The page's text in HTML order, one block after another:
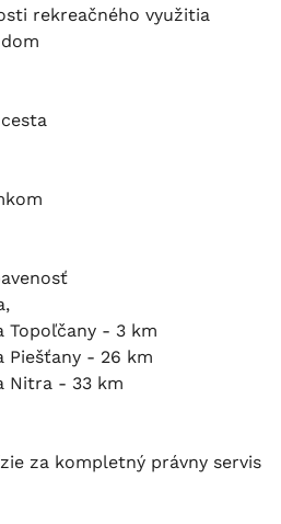
rekreačného využitia
Topoľčany - 3 km
Piešťany - 26 km
Nitra - 33 km
za kompletný právny servis